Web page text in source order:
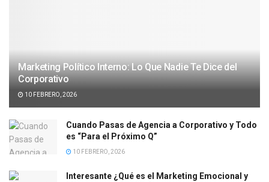
Marketing Político Interno: Lo Que Nadie Te Dice del
Corporativo
10 FEBRERO, 2026
Cuando Pasas de Agencia a Corporativo y Todo
es “Para el Próximo Q”
10 FEBRERO, 2026
Interesante ¿Qué es el Marketing Emocional y